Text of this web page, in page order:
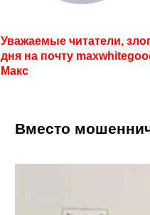
Уважаемые читатели,
дня на почту
Макс
Вместо